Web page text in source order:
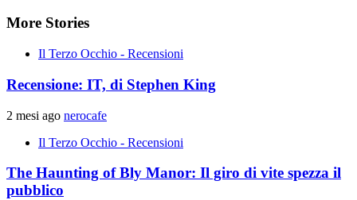
More Stories
Il Terzo Occhio - Recensioni
Recensione: IT, di Stephen King
2 mesi ago nerocafe
Il Terzo Occhio - Recensioni
The Haunting of Bly Manor: Il giro di vite spezza il
pubblico